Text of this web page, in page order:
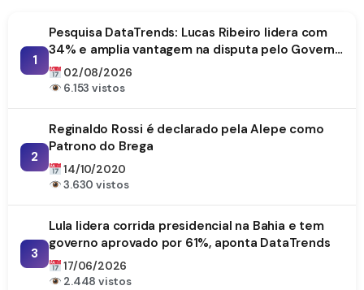
1
Pesquisa DataTrends: Lucas Ribeiro lidera com
34% e amplia vantagem na disputa pelo Governo
da Paraíba
02/08/2026
6.153 vistos
2
Reginaldo Rossi é declarado pela Alepe como
Patrono do Brega
14/10/2020
3.630 vistos
3
Lula lidera corrida presidencial na Bahia e tem
governo aprovado por 61%, aponta DataTrends
17/06/2026
2.448 vistos